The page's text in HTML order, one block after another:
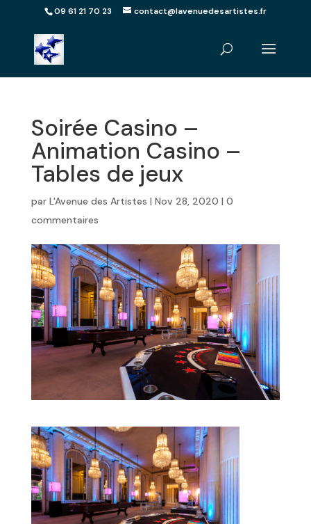
09 61 21 70 23 contact@lavenuedesartistes.fr
Soirée Casino –
Animation Casino –
Tables de jeux
par L'Avenue des Artistes | Nov 28, 2020 | 0
commentaires